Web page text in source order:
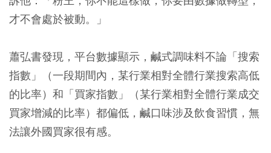
才不會處於被動。」
蕭弘書發現，平台數據顯示，鹹式調味料不論「搜索
指數」（一段期間內，某行業相對全體行業搜索高低
的比率）和「買家指數」（某行業相對全體行業成交
買家增減的比率）都偏低，鹹口味涉及飲食習慣，無
法讓外國買家很有感。